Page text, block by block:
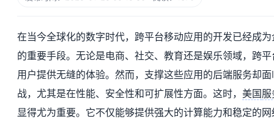
在当今全球化的数字时代，跨平台移动应用的开发已经成
的重要手段。无论是电商、社交、教育还是娱乐领域，跨
用户提供无缝的体验。然而，支撑这些应用的后端服务却
战，尤其是在性能、安全性和可扩展性方面。这时， 美国
显得尤为重要。它不仅能够提供强大的计算能力和稳定的